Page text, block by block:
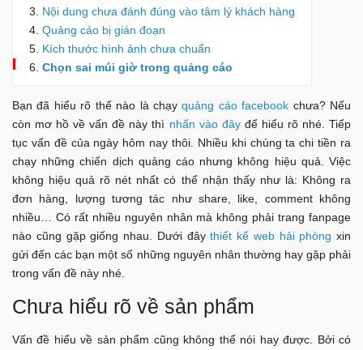
Nội dung chưa đánh đúng vào tâm lý khách hàng
Quảng cáo bị gián đoạn
Kích thước hình ảnh chưa chuẩn
Chọn sai múi giờ trong quảng cáo
Bạn đã hiểu rõ thế nào là chạyquảng cáo facebook chưa? Nếu
còn mơ hồ về vấn đề này thì nhấn vào đâyđể hiểu rõ nhé. Tiếp
tục vấn đề của ngày hôm nay thôi. Nhiều khi chúng ta chi tiền ra
chạy những chiến dịch quảng cáo nhưng không hiệu quả. Việc
không hiệu quả rõ nét nhất có thể nhận thấy như là: Không ra
đơn hàng, lượng tương tác như share, like, comment không
nhiều… Có rất nhiều nguyên nhân mà không phải trang fanpage
nào cũng gặp giống nhau. Dưới đâythiết kế web hải phòng xin
gửi đến các bạn một số những nguyên nhân thường hay gặp phải
trong vấn đề này nhé.
Chưa hiểu rõ về sản phẩm
Vấn đề hiểu về sản phẩm cũng không thể nói hay được. Bởi có